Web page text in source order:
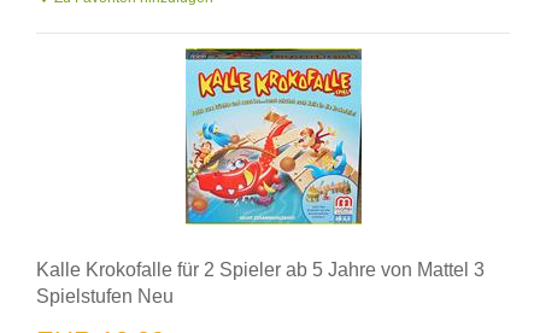
Kalle Krokofalle für 2 Spieler ab 5 Jahre von Mattel 3
Spielstufen Neu